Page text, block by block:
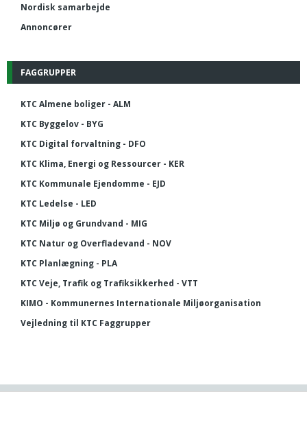
Nordisk samarbejde
Annoncører
FAGGRUPPER
KTC Almene boliger - ALM
KTC Byggelov - BYG
KTC Digital forvaltning - DFO
KTC Klima, Energi og Ressourcer - KER
KTC Kommunale Ejendomme - EJD
KTC Ledelse - LED
KTC Miljø og Grundvand - MIG
KTC Natur og Overfladevand - NOV
KTC Planlægning - PLA
KTC Veje, Trafik og Trafiksikkerhed - VTT
KIMO - Kommunernes Internationale Miljøorganisation
Vejledning til KTC Faggrupper